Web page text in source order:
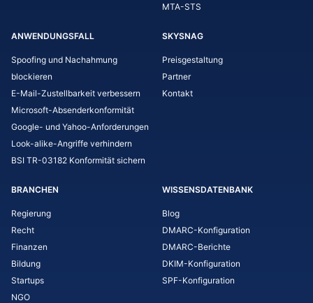
MTA-STS
ANWENDUNGSFALL
Spoofing und Nachahmung
blockieren
E-Mail-Zustellbarkeit verbessern
Microsoft-Absenderkonformität
Google- und Yahoo-Anforderungen
Look-alike-Angriffe verhindern
BSI TR-03182 Konformität sichern
SKYSNAG
Preisgestaltung
Partner
Kontakt
BRANCHEN
Regierung
Recht
Finanzen
Bildung
Startups
NGO
WISSENSDATENBANK
Blog
DMARC-Konfiguration
DMARC-Berichte
DKIM-Konfiguration
SPF-Konfiguration